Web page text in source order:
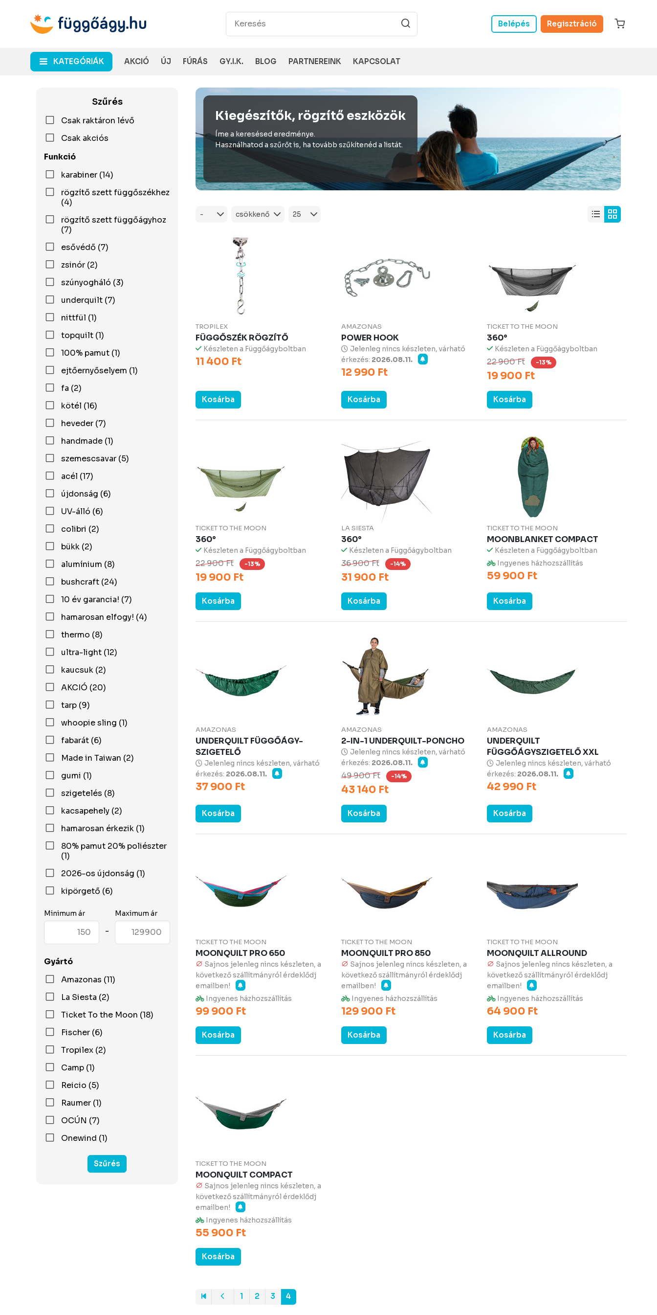
Belépés Regisztráció
KATEGÓRIÁK AKCIÓ ÚJ FÚRÁS GY.I.K. BLOG PARTNEREINK KAPCSOLAT
Szűrés
Csak raktáron lévő
Csak akciós
Funkció
karabiner (14)
rögzítő szett függőszékhez
(4)
rögzítő szett függőágyhoz
(7)
esővédő (7)
zsinór (2)
szúnyogháló (3)
underquilt (7)
nittfül (1)
topquilt (1)
100% pamut (1)
ejtőernyőselyem (1)
fa (2)
kötél (16)
heveder (7)
handmade (1)
szemescsavar (5)
acél (17)
újdonság (6)
UV-álló (6)
colibri (2)
bükk (2)
alumínium (8)
bushcraft (24)
10 év garancia! (7)
hamarosan elfogy! (4)
thermo (8)
ultra-light (12)
kaucsuk (2)
AKCIÓ (20)
tarp (9)
whoopie sling (1)
fabarát (6)
Made in Taiwan (2)
gumi (1)
szigetelés (8)
kacsapehely (2)
hamarosan érkezik (1)
80% pamut 20% poliészter
(1)
2026-os újdonság (1)
kipörgető (6)
Minimum ár
-
Maximum ár
Gyártó
Amazonas (11)
La Siesta (2)
Ticket To the Moon (18)
Fischer (6)
Tropilex (2)
Camp (1)
Reicio (5)
Raumer (1)
OCÚN (7)
Onewind (1)
Szűrés
Kiegészítők, rögzítő eszközök
Íme a keresésed eredménye.
Használhatod a szűrőt is, ha tovább szűkítenéd a listát.
TROPILEX
FÜGGŐSZÉK RÖGZÍTŐ
Készleten a Függőágyboltban
11 400 Ft
Kosárba
AMAZONAS
POWER HOOK
Jelenleg nincs készleten, várható
érkezés: 2026.08.11.
12 990 Ft
Kosárba
TICKET TO THE MOON
360°
Készleten a Függőágyboltban
22 900 Ft -13%
19 900 Ft
Kosárba
TICKET TO THE MOON
360°
Készleten a Függőágyboltban
22 900 Ft -13%
19 900 Ft
Kosárba
LA SIESTA
360°
Készleten a Függőágyboltban
36 900 Ft -14%
31 900 Ft
Kosárba
TICKET TO THE MOON
MOONBLANKET COMPACT
Készleten a Függőágyboltban
Ingyenes házhozszállítás
59 900 Ft
Kosárba
AMAZONAS
UNDERQUILT FÜGGŐÁGY-
SZIGETELŐ
Jelenleg nincs készleten, várható
érkezés: 2026.08.11.
37 900 Ft
Kosárba
AMAZONAS
2-IN-1 UNDERQUILT-PONCHO
Jelenleg nincs készleten, várható
érkezés: 2026.08.11.
49 900 Ft -14%
43 140 Ft
Kosárba
AMAZONAS
UNDERQUILT
FÜGGŐÁGYSZIGETELŐ XXL
Jelenleg nincs készleten, várható
érkezés: 2026.08.11.
42 990 Ft
Kosárba
TICKET TO THE MOON
MOONQUILT PRO 650
Sajnos jelenleg nincs készleten, a
következő szállítmányról érdeklődj
emailben!
Ingyenes házhozszállítás
99 900 Ft
Kosárba
TICKET TO THE MOON
MOONQUILT PRO 850
Sajnos jelenleg nincs készleten, a
következő szállítmányról érdeklődj
emailben!
Ingyenes házhozszállítás
129 900 Ft
Kosárba
TICKET TO THE MOON
MOONQUILT ALLROUND
Sajnos jelenleg nincs készleten, a
következő szállítmányról érdeklődj
emailben!
Ingyenes házhozszállítás
64 900 Ft
Kosárba
TICKET TO THE MOON
MOONQUILT COMPACT
Sajnos jelenleg nincs készleten, a
következő szállítmányról érdeklődj
emailben!
Ingyenes házhozszállítás
55 900 Ft
Kosárba
1 2 3 4